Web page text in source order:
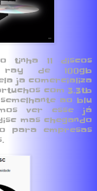
tinha 11 discos
ray de 100gb
ja comercializa
com 3.3tb
ao blu
ver esse já
mas chegando
para empresas